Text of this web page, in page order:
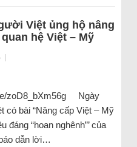
Việt ủng hộ nâng
hệ Việt – Mỹ
|
zoD8_bXm56g Ngày
có bài “Nâng cấp Việt – Mỹ
đáng “hoan nghênh”’ của
dẫn lời…